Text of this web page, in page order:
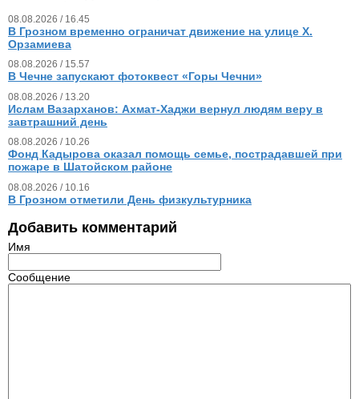
08.08.2026 / 16.45
В Грозном временно ограничат движение на улице Х.
Орзамиева
08.08.2026 / 15.57
В Чечне запускают фотоквест «Горы Чечни»
08.08.2026 / 13.20
Ислам Вазарханов: Ахмат-Хаджи вернул людям веру в
завтрашний день
08.08.2026 / 10.26
Фонд Кадырова оказал помощь семье, пострадавшей при
пожаре в Шатойском районе
08.08.2026 / 10.16
В Грозном отметили День физкультурника
Добавить комментарий
Имя
Сообщение